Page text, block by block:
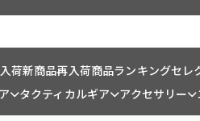
荷新商品再入荷商品ランキングセレ
タクティカルギア アクセサリー